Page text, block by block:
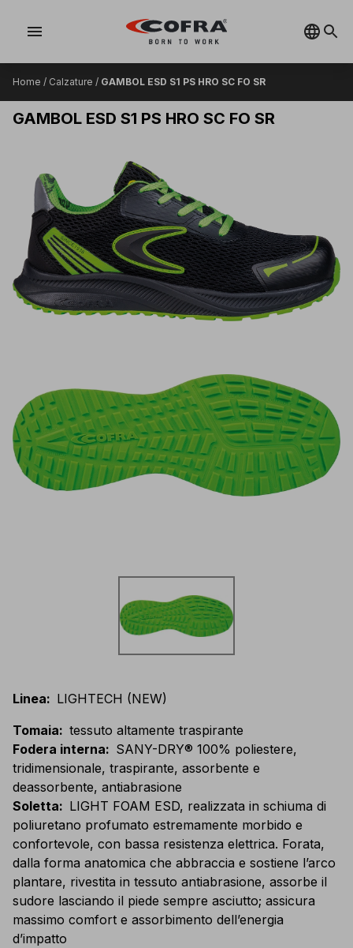
menu
Home / Calzature / GAMBOL ESD S1 PS HRO SC FO SR
GAMBOL ESD S1 PS HRO SC FO SR
Linea: LIGHTECH (NEW)
Tomaia: tessuto altamente traspirante
Fodera interna: SANY-DRY® 100% poliestere,
tridimensionale, traspirante, assorbente e
deassorbente, antiabrasione
Soletta: LIGHT FOAM ESD, realizzata in schiuma di
poliuretano profumato estremamente morbido e
confortevole, con bassa resistenza elettrica. Forata,
dalla forma anatomica che abbraccia e sostiene l’arco
plantare, rivestita in tessuto antiabrasione, assorbe il
sudore lasciando il piede sempre asciutto; assicura
massimo comfort e assorbimento dell’energia
d’impatto